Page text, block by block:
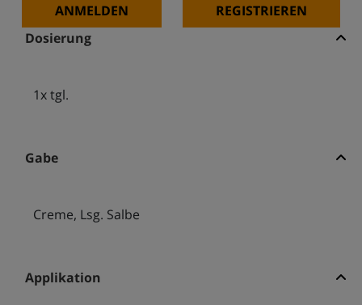
ANMELDEN REGISTRIEREN
Dosierung
1x tgl.
Gabe
Creme, Lsg. Salbe
Applikation